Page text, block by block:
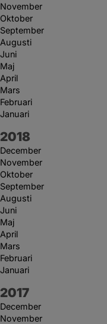
November
Oktober
September
Augusti
Juni
Maj
April
Mars
Februari
Januari
År:
2018
December
November
Oktober
September
Augusti
Juni
Maj
April
Mars
Februari
Januari
År:
2017
December
November